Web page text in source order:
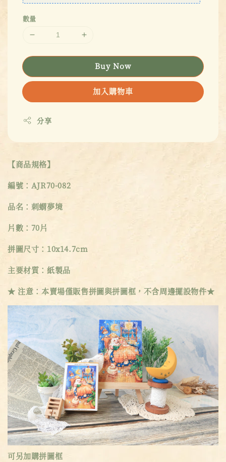
數量
Buy Now
加入購物車
分享
【商品規格】
編號：AJR70-082
品名：刺蝟夢境
片數：70片
拼圖尺寸：10x14.7cm
主要材質：紙製品
★ 注意：本賣場僅販售拼圖與拼圖框，不含周邊擺設物件★
可另加購拼圖框